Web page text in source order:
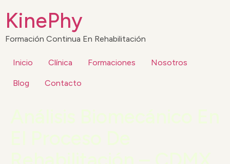
KinePhy
Formación Continua En Rehabilitación
Inicio Clínica Formaciones Nosotros
Blog Contacto